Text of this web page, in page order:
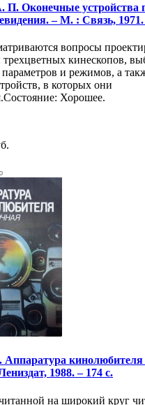
П. Оконечные устройства
– М. : Связь,
вопросы
трехцветных кинескопов,
и режимов, а
в которых они
Хорошее.
Аппаратура
1988. – 174 с.
на широкий круг